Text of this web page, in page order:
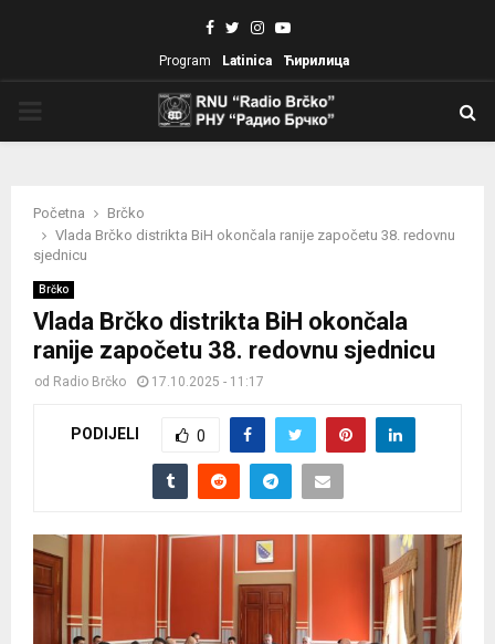
Facebook
TwitterInstagram
Youtube
Program Latinica Ћирилица
Početna
Brčko
Vlada Brčko distrikta BiH okončala ranije započetu 38. redovnu
sjednicu
Brčko
Vlada Brčko distrikta BiH okončala
ranije započetu 38. redovnu sjednicu
od Radio Brčko 17.10.2025 - 11:17
PODIJELI 0